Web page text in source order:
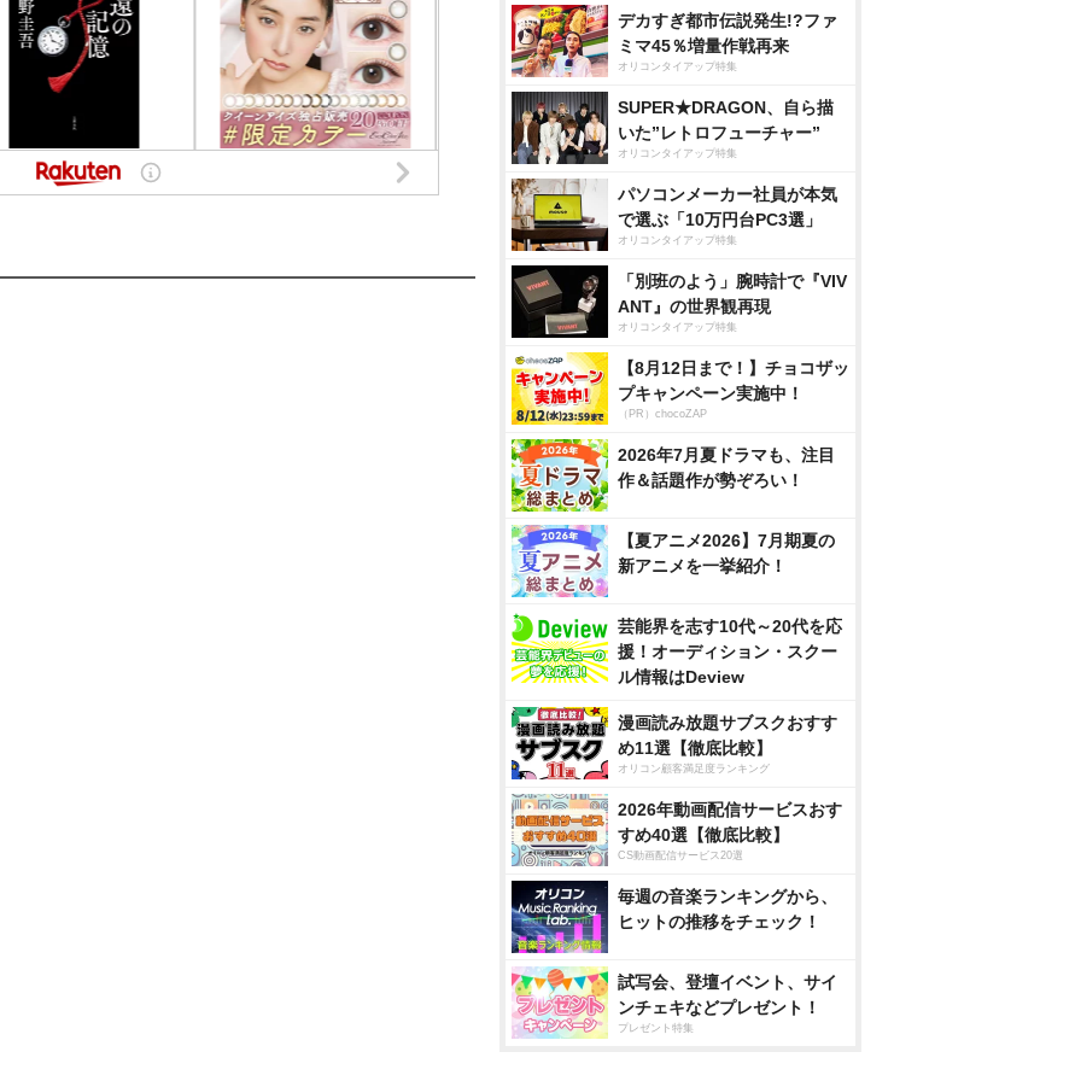
デカすぎ都市伝説発生!?ファ
ミマ45％増量作戦再来
オリコンタイアップ特集
SUPER★DRAGON、自ら描
いた”レトロフューチャー”
オリコンタイアップ特集
パソコンメーカー社員が本気
で選ぶ「10万円台PC3選」
オリコンタイアップ特集
「別班のよう」腕時計で『VIV
ANT』の世界観再現
オリコンタイアップ特集
【8月12日まで！】チョコザッ
プキャンペーン実施中！
（PR）chocoZAP
2026年7月夏ドラマも、注目
作＆話題作が勢ぞろい！
【夏アニメ2026】7月期夏の
新アニメを一挙紹介！
芸能界を志す10代～20代を応
援！オーディション・スクー
ル情報はDeview
漫画読み放題サブスクおすす
め11選【徹底比較】
オリコン顧客満足度ランキング
2026年動画配信サービスおす
すめ40選【徹底比較】
CS動画配信サービス20選
毎週の音楽ランキングから、
ヒットの推移をチェック！
試写会、登壇イベント、サイ
ンチェキなどプレゼント！
プレゼント特集